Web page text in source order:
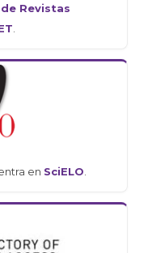
Revistas
en SciELO